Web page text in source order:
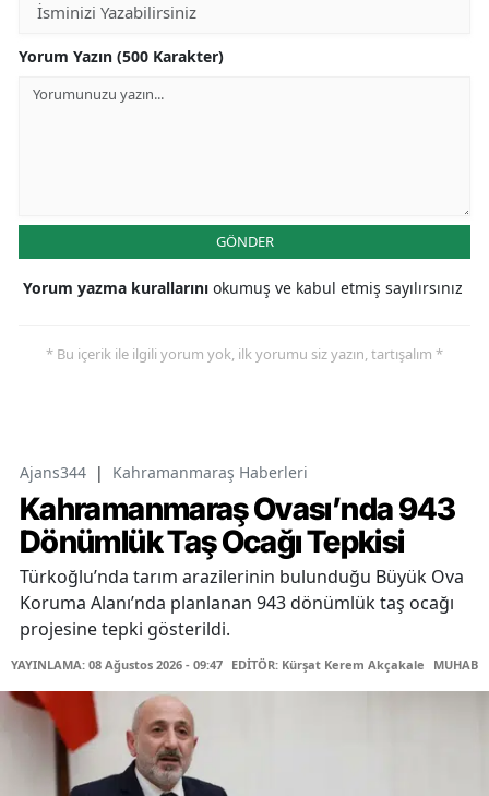
Yorum Yazın (500 Karakter)
GÖNDER
Yorum yazma kurallarını okumuş ve kabul etmiş sayılırsınız
* Bu içerik ile ilgili yorum yok, ilk yorumu siz yazın, tartışalım *
Ajans344 | Kahramanmaraş Haberleri
Kahramanmaraş Ovası’nda 943
Dönümlük Taş Ocağı Tepkisi
Türkoğlu’nda tarım arazilerinin bulunduğu Büyük Ova
Koruma Alanı’nda planlanan 943 dönümlük taş ocağı
projesine tepki gösterildi.
YAYINLAMA: 08 Ağustos 2026 - 09:47 EDİTÖR: Kürşat Kerem Akçakale